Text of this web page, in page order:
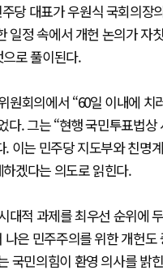
당 대표가 우원식 국회의장
일정 속에서 개헌 논의가
로 풀이된다.
원회의에서 “60일 이내에
다. 그는 “현행 국민투표법
. 이는 민주당 지도부와 친
겠다는 의도로 읽힌다.
대적 과제를 최우선 순위
은 민주주의를 위한 개헌
국민의힘이 환영 의사를 밝